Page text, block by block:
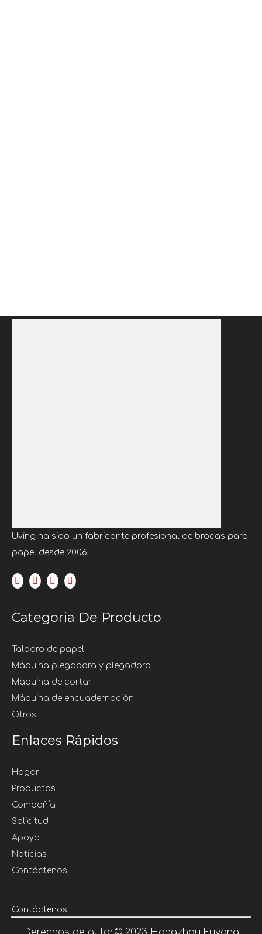
Uving ha sido un fabricante profesional de brocas para
papel desde 2006.
Categoria De Producto
Taladro de papel
Máquina plegadora y plegadora
Maquina de cortar
Máquina de encuadernación
Otros
Enlaces Rápidos
Hogar
Productos
Compañía
Solicitud
Apoyo
Noticias
Contáctenos
Contáctenos